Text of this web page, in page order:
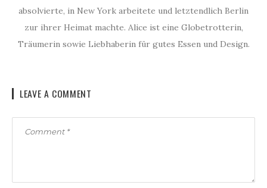
absolvierte, in New York arbeitete und letztendlich Berlin
zur ihrer Heimat machte. Alice ist eine Globetrotterin,
Träumerin sowie Liebhaberin für gutes Essen und Design.
LEAVE A COMMENT